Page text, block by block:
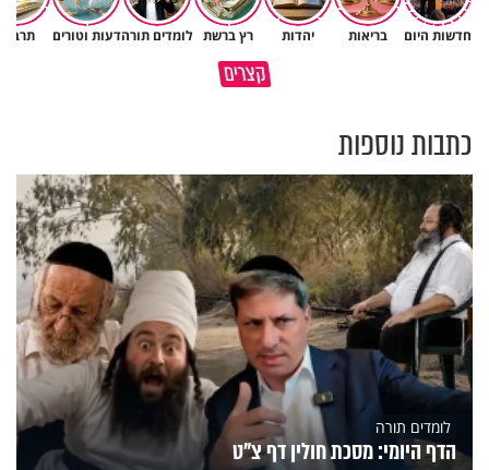
חדשות היום בריאות יהדות רץ ברשת לומדים תורהדעות וטורים
קצרים
באיזה ארץ לומדים יותר גמרא
כתבות נוספות
לומדים תורה
הדף היומי: מסכת חולין דף צ"ט